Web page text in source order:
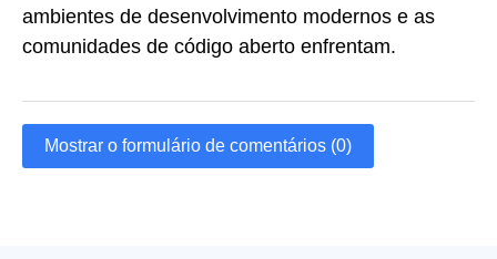
ambientes de desenvolvimento modernos e as
comunidades de código aberto enfrentam.
Mostrar o formulário de comentários (0)